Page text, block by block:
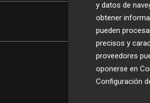
y datos de
obtener
pueden
precisos y
proveedores
oponerse en
Configuración